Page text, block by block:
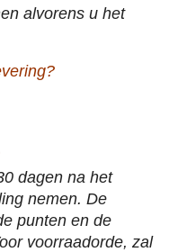
alvorens u het
dagen na het
nemen. De
punten en de
voorraadorde, zal